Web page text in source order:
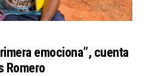
emociona”, cuenta
Romero